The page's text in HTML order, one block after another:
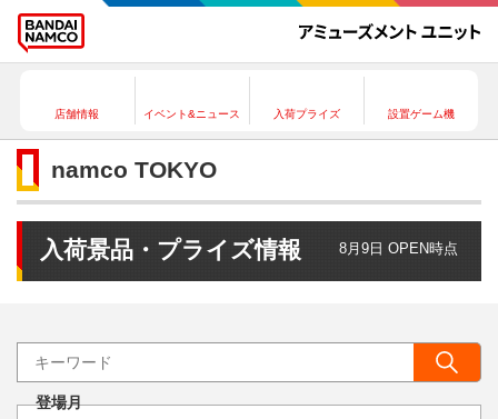
店舗情報 イベント&ニュース 入荷プライズ 設置ゲーム機
namco TOKYO
入荷景品・プライズ情報 8月9日 OPEN時点
登場月